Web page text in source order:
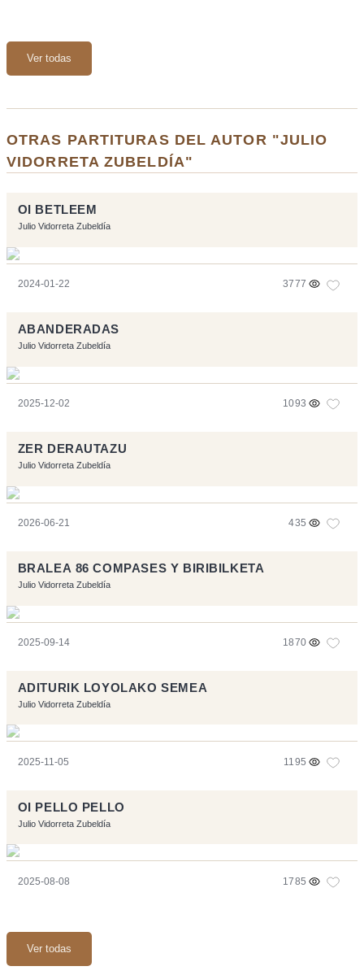
Ver todas
OTRAS PARTITURAS DEL AUTOR "JULIO
VIDORRETA ZUBELDÍA"
OI BETLEEM
Julio Vidorreta Zubeldía
2024-01-22 3777
ABANDERADAS
Julio Vidorreta Zubeldía
2025-12-02 1093
ZER DERAUTAZU
Julio Vidorreta Zubeldía
2026-06-21 435
BRALEA 86 COMPASES Y BIRIBILKETA
Julio Vidorreta Zubeldía
2025-09-14 1870
ADITURIK LOYOLAKO SEMEA
Julio Vidorreta Zubeldía
2025-11-05 1195
OI PELLO PELLO
Julio Vidorreta Zubeldía
2025-08-08 1785
Ver todas